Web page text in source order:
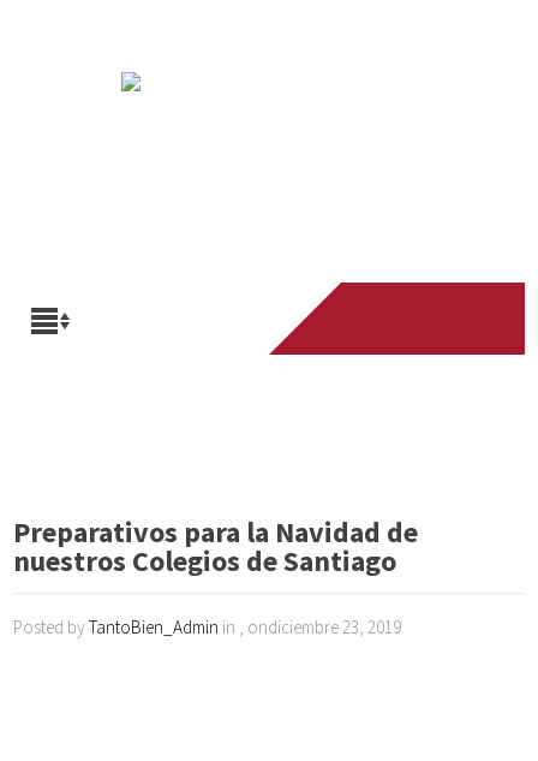
Preparativos para la Navidad de
nuestros Colegios de Santiago
Posted byTantoBien_Admin in , ondiciembre 23, 2019